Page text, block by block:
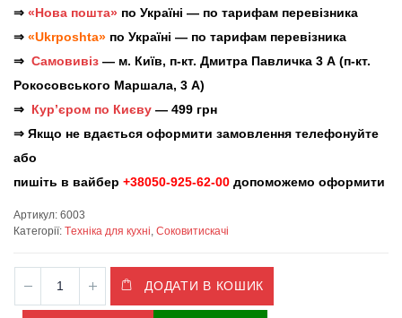
⇒ «Нова пошта» по Україні — по тарифам перевізника
⇒ «Ukrposhta» по Україні — по тарифам перевізника
⇒ Самовивіз — м. Київ, п-кт. Дмитра Павличка 3 А (п-кт.
Рокосовського Маршала, 3 А)
⇒ Кур’єром по Києву — 499 грн
⇒ Якщо не вдається оформити замовлення телефонуйте
або
пишіть в вайбер +38050-925-62-00 допоможемо оформити
Артикул: 6003
Категорії: Tехніка для кухні Соковитискачі
ДОДАТИ В КОШИК